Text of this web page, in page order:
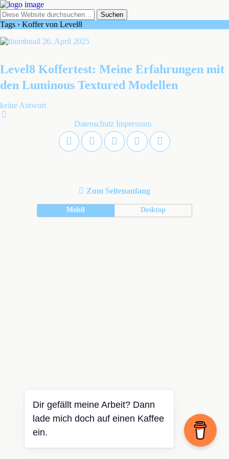
Tags › Koffer von Level8
26. April 2025
Level8 Koffertest: Meine Erfahrungen mit
den Luminous Textured Modellen
keine Antwort
Datenschutz Impressum
Zum Seitenanfang
Mobil Desktop
Dir gefällt meine Arbeit? Dann
lade mich doch auf einen Kaffee
ein.